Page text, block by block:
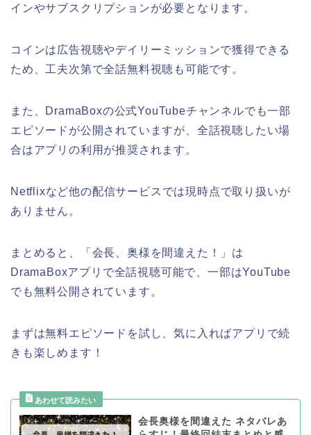
インやサブスクリプションが必要となります。
コインは広告視聴やデイリーミッションで獲得できる
ため、工夫次第で全話無料視聴も可能です。
また、DramaBoxの公式YouTubeチャンネルでも一部
エピソードが公開されていますが、全話視聴したい場
合はアプリの利用が推奨されます。
Netflixなど他の配信サービスでは現時点で取り扱いが
ありません。
まとめると、「会長、奥様を間違えた！」は
DramaBoxアプリで全話視聴可能で、一部はYouTube
でも無料公開されています。
まずは無料エピソードを試し、気に入ればアプリで続
きも楽しめます！
会長奥様を間違えた ネタバレあ